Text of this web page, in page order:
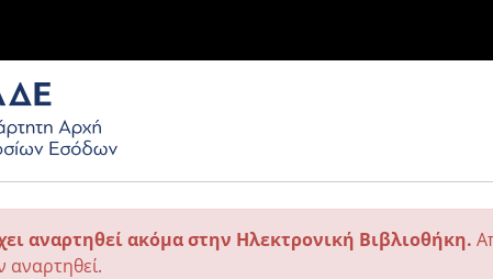
αναρτηθεί ακόμα στην Ηλεκτρονική Βιβλιοθήκη.
αναρτηθεί.